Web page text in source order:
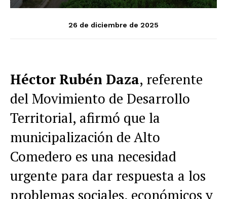
26 de diciembre de 2025
Héctor Rubén Daza, referente
del Movimiento de Desarrollo
Territorial, afirmó que la
municipalización de Alto
Comedero es una necesidad
urgente para dar respuesta a los
problemas sociales, económicos y